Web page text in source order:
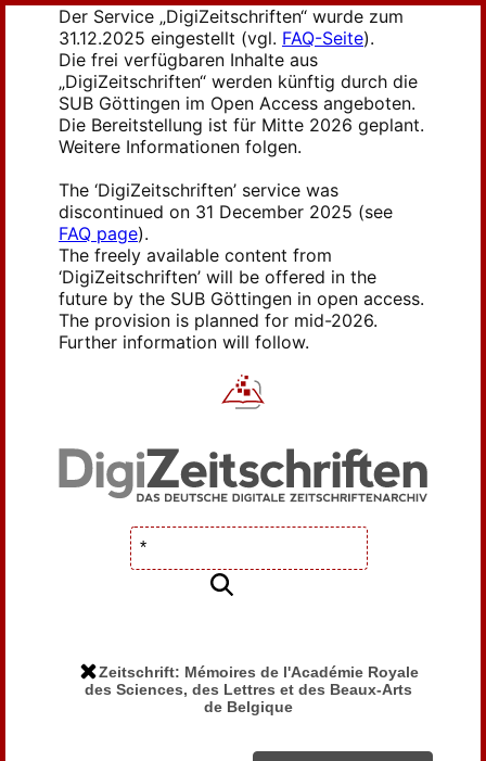
Der Service „DigiZeitschriften“ wurde zum
31.12.2025 eingestellt (vgl. FAQ-Seite).
Die frei verfügbaren Inhalte aus
„DigiZeitschriften“ werden künftig durch die
SUB Göttingen im Open Access angeboten.
Die Bereitstellung ist für Mitte 2026 geplant.
Weitere Informationen folgen.
The ‘DigiZeitschriften’ service was
discontinued on 31 December 2025 (see
FAQ page).
The freely available content from
‘DigiZeitschriften’ will be offered in the
future by the SUB Göttingen in open access.
The provision is planned for mid-2026.
Further information will follow.
Zeitschrift: Mémoires de l'Académie Royale
des Sciences, des Lettres et des Beaux-Arts
de Belgique